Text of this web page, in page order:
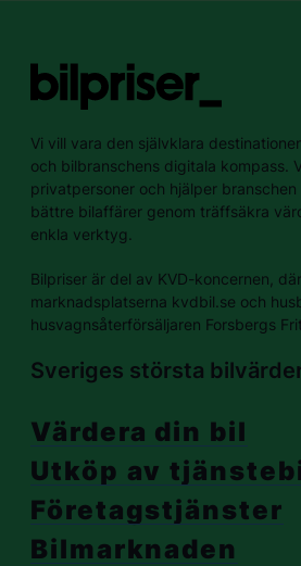
Vi vill vara den självklara
och bilbranschens digitala kompass.
privatpersoner och hjälper
bättre bilaffärer genom träffsäkra
enkla verktyg.
Bilpriser är del av KVD-koncernen,
marknadsplatserna kvdbil.se och
husvagnsåterförsäljaren Forsbergs
Sveriges största
Värdera din bil
Utköp av
Företagstjänster
Bilmarknaden